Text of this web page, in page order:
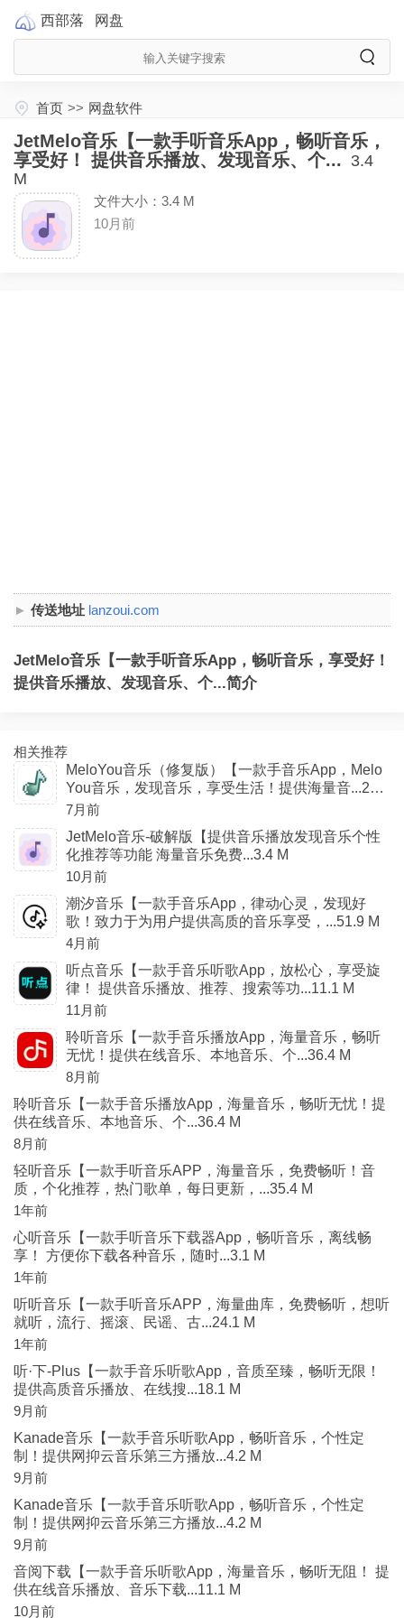
西部落 网盘
首页 >> 网盘软件
JetMelo音乐【一款手听音乐App，畅听音乐，
享受好！ 提供音乐播放、发现音乐、个... 3.4
M
文件大小：3.4 M
10月前
传送地址 lanzoui.com
JetMelo音乐【一款手听音乐App，畅听音乐，享受好！
提供音乐播放、发现音乐、个...简介
相关推荐
MeloYou音乐（修复版）【一款手音乐App，Melo
You音乐，发现音乐，享受生活！提供海量音...29.8
M
7月前
JetMelo音乐-破解版【提供音乐播放发现音乐个性
化推荐等功能 海量音乐免费...3.4 M
10月前
潮汐音乐【一款手音乐App，律动心灵，发现好
歌！致力于为用户提供高质的音乐享受，...51.9 M
4月前
听点音乐【一款手音乐听歌App，放松心，享受旋
律！ 提供音乐播放、推荐、搜索等功...11.1 M
11月前
聆听音乐【一款手音乐播放App，海量音乐，畅听
无忧！提供在线音乐、本地音乐、个...36.4 M
8月前
聆听音乐【一款手音乐播放App，海量音乐，畅听无忧！提
供在线音乐、本地音乐、个...36.4 M
8月前
轻听音乐【一款手听音乐APP，海量音乐，免费畅听！音
质，个化推荐，热门歌单，每日更新，...35.4 M
1年前
心听音乐【一款手听音乐下载器App，畅听音乐，离线畅
享！ 方便你下载各种音乐，随时...3.1 M
1年前
听听音乐【一款手听音乐APP，海量曲库，免费畅听，想听
就听，流行、摇滚、民谣、古...24.1 M
1年前
听·下-Plus【一款手音乐听歌App，音质至臻，畅听无限！
提供高质音乐播放、在线搜...18.1 M
9月前
Kanade音乐【一款手音乐听歌App，畅听音乐，个性定
制！提供网抑云音乐第三方播放...4.2 M
9月前
Kanade音乐【一款手音乐听歌App，畅听音乐，个性定
制！提供网抑云音乐第三方播放...4.2 M
9月前
音阅下载【一款手音乐听歌App，海量音乐，畅听无阻！ 提
供在线音乐播放、音乐下载...11.1 M
10月前